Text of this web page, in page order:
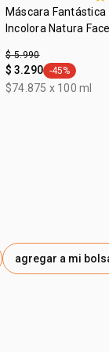
Máscara Fantástica
Incolora Natura
$ 5.990
$ 3.290 general.tag -
-45%
$74.875 x 100 ml
agregar a mi